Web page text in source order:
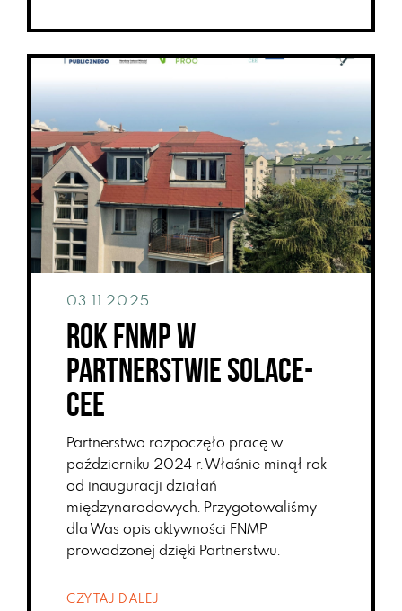
03.11.2025
Rok FNMP w
Partnerstwie SOLACE-
CEE
Partnerstwo rozpoczęło pracę w
październiku 2024 r. Właśnie minął rok
od inauguracji działań
międzynarodowych. Przygotowaliśmy
dla Was opis aktywności FNMP
prowadzonej dzięki Partnerstwu.
CZYTAJ DALEJ